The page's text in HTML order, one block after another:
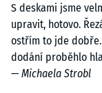
S deskami jsme
upravit, hotovo.
ostřím to jde
dodání proběhlo
— Michaela Strobl